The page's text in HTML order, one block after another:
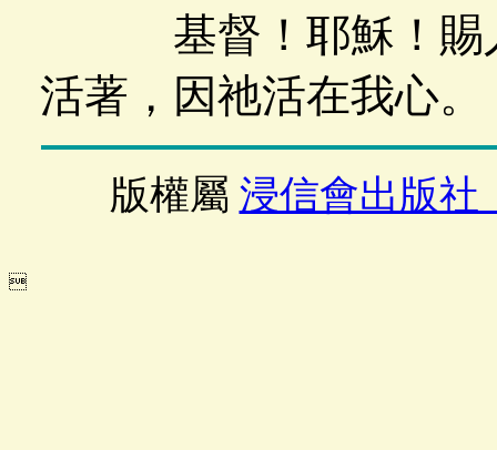
基督！耶穌！賜人
活著，因祂活在我心。
版權屬 浸信會出版社
